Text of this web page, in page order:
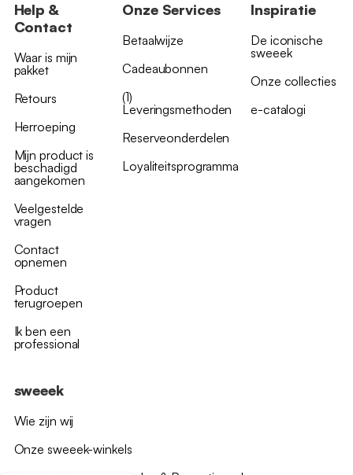
Help &
Contact
Waar is mijn
pakket
Retours
Herroeping
Mijn product is
beschadigd
aangekomen
Veelgestelde
vragen
Contact
opnemen
Product
terugroepen
Ik ben een
professional
Onze Services
Betaalwijze
Cadeaubonnen
(1)
Leveringsmethoden
Reserveonderdelen
Loyaliteitsprogramma
Inspiratie
De iconische
sweeek
Onze collecties
e-catalogi
sweeek
Wie zijn wij
Onze sweeek-winkels